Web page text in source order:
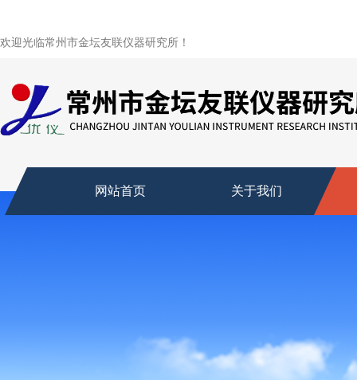
欢迎光临常州市金坛友联仪器研究所！
网站首页 关于我们